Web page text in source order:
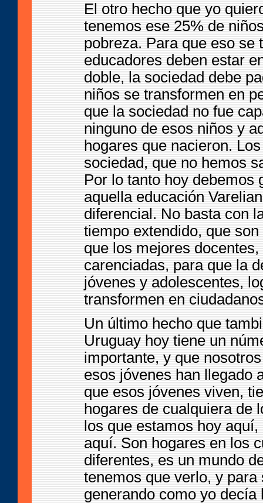
El otro hecho que yo
tenemos ese 25% de
pobreza. Para que eso se
educadores deben estar
doble, la sociedad debe
niños se transformen en
que la sociedad no fue
ninguno de esos niños y
hogares que nacieron.
sociedad, que no hemos
Por lo tanto hoy debemos
aquella educación
diferencial. No basta con
tiempo extendido, que
que los mejores
carenciadas, para que la
jóvenes y adolescentes,
transformen en
Un último hecho que
Uruguay hoy tiene un
importante, y que
esos jóvenes han llegado
que esos jóvenes viven,
hogares de cualquiera de
los que estamos hoy
aquí. Son hogares en los
diferentes, es un mundo
tenemos que verlo, y
generando como yo